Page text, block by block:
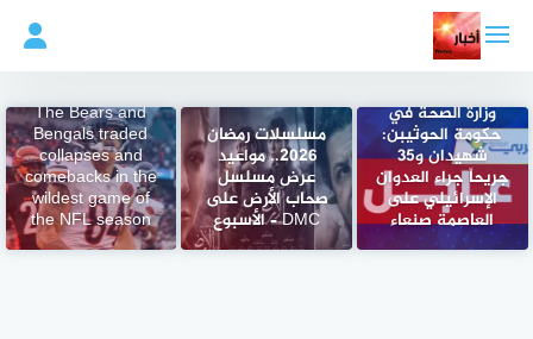
المحتوى
وزارة الصحة في
حكومة الحوثيبن:
شهيدان و35
جريحاً جراء العدوان
الإسرائيلي على
العاصمة صنعاء
مسلسلات رمضان
2026.. مواعيد
عرض مسلسل
صحاب الأرض على
DMC – الأسبوع
The Bears and
Bengals traded
collapses and
comebacks in the
wildest game of
the NFL season